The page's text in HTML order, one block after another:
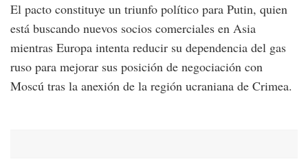
El pacto constituye un triunfo político para Putin, quien
está buscando nuevos socios comerciales en Asia
mientras Europa intenta reducir su dependencia del gas
ruso para mejorar sus posición de negociación con
Moscú tras la anexión de la región ucraniana de Crimea.